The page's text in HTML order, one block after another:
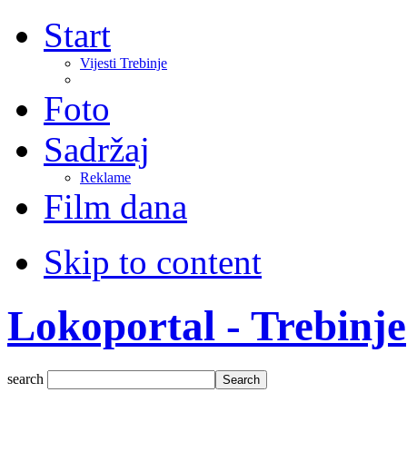
Start
Vijesti Trebinje
Foto
Sadržaj
Reklame
Film dana
Skip to content
Lokoportal - Trebinje
search